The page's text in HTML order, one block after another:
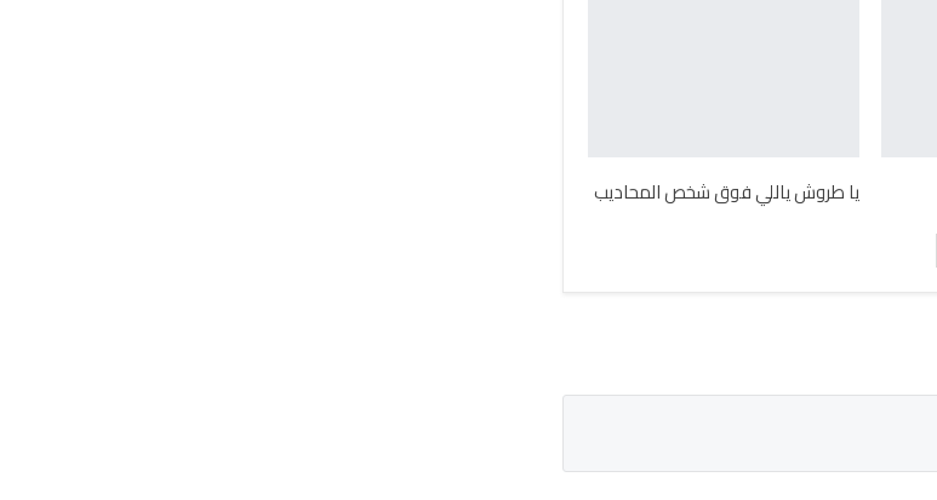
يا طروش ياللي فوق شخص المحاديب